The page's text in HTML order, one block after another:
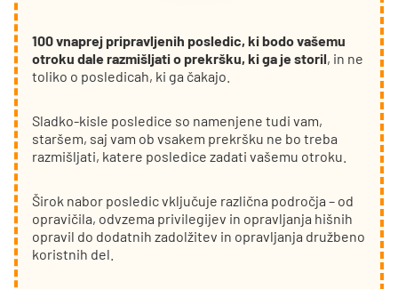
100 vnaprej pripravljenih posledic, ki bodo vašemu
otroku dale razmišljati o prekršku, ki ga je storil, in ne
toliko o posledicah, ki ga čakajo.
Sladko-kisle posledice so namenjene tudi vam,
staršem, saj vam ob vsakem prekršku ne bo treba
razmišljati, katere posledice zadati vašemu otroku.
Širok nabor posledic vključuje različna področja – od
opravičila, odvzema privilegijev in opravljanja hišnih
opravil do dodatnih zadolžitev in opravljanja družbeno
koristnih del.